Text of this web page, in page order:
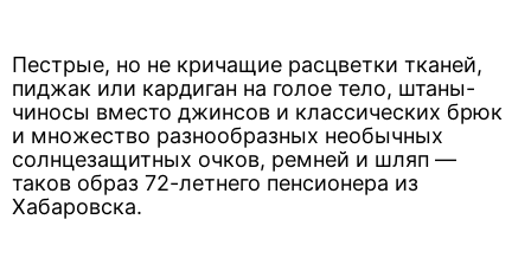
Пестрые, но не кричащие расцветки тканей,
пиджак или кардиган на голое тело, штаны-
чиносы вместо джинсов и классических брюк
и множество разнообразных необычных
солнцезащитных очков, ремней и шляп —
таков образ 72-летнего пенсионера из
Хабаровска.